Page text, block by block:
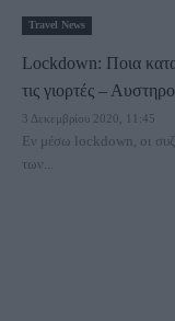
Travel News
Lockdown: Ποια
τις γιορτές –
3 Δεκεμβρίου 2020, 11:45
Εν μέσω lockdown, οι
των...